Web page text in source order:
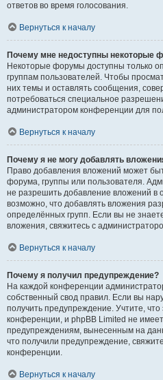
ответов во время голосования.
Вернуться к началу
Почему мне недоступны некоторые
Некоторые форумы доступны только
группам пользователей. Чтобы
них темы и оставлять сообщения,
потребоваться специальное
администратором конференции для
Вернуться к началу
Почему я не могу добавлять
Право добавления вложений может
форума, группы или пользователя.
не разрешить добавление вложений в
возможно, что добавлять вложения
определённых групп. Если вы не
вложения, свяжитесь с
Вернуться к началу
Почему я получил предупреждение?
На каждой конференции
собственный свод правил. Если вы
получить предупреждение. Учтите,
конференции, и phpBB Limited не
предупреждениям, вынесенным на
что получили предупреждение,
конференции.
Вернуться к началу